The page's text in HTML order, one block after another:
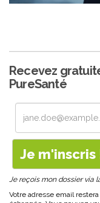
Recevez
PureSanté
Je reçois mon dossier via
Votre adresse email